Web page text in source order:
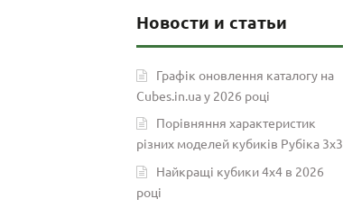
Новости и статьи
Графік оновлення каталогу на
Cubes.in.ua у 2026 році
Порівняння характеристик
різних моделей кубиків Рубіка 3х3
Найкращі кубики 4х4 в 2026
році